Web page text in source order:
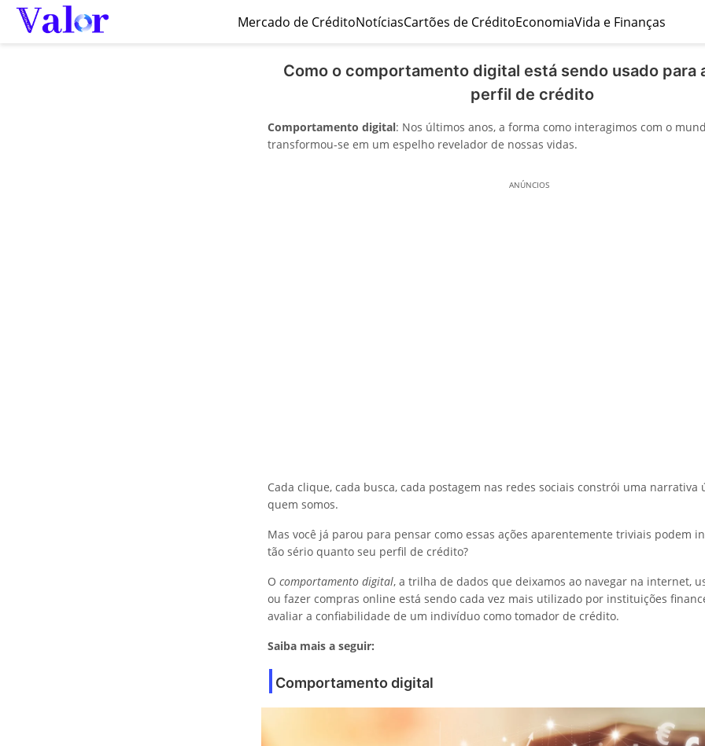
Mercado de CréditoNotíciasCartões de CréditoEconomiaVida e Finanças
Como o comportamento digital está sendo usado para
perfil de crédito
Comportamento digital: Nos últimos anos, a forma como interagimos com o
transformou-se em um espelho revelador de nossas vidas.
ANÚNCIOS
Cada clique, cada busca, cada postagem nas redes sociais constrói uma narrativa
quem somos.
Mas você já parou para pensar como essas ações aparentemente triviais podem
tão sério quanto seu perfil de crédito?
O comportamento digital, a trilha de dados que deixamos ao navegar na internet,
ou fazer compras online está sendo cada vez mais utilizado por instituições
avaliar a confiabilidade de um indivíduo como tomador de crédito.
Saiba mais a seguir:
Comportamento digital